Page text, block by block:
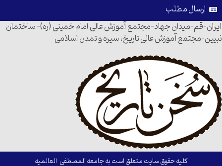
ارسال مطلب
ایران-قم-میدان جهاد-مجتمع آموزش عالی امام خمینی (ره)- ساختمان
نبیین-مجتمع آموزش عالی تاریخ، سیره و تمدن اسلامی
کلیه حقوق سایت متعلق است به جامعه المصطفی العالمیه